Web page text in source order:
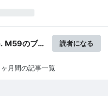
M59のブ
読者になる
月間の記事一覧